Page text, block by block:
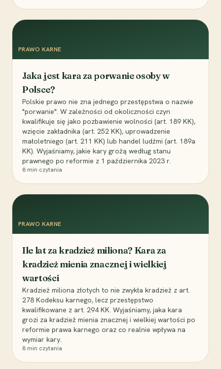
PRAWO KARNE
Jaka jest kara za porwanie osoby w
Polsce?
Polskie prawo nie zna jednego przestępstwa o nazwie
"porwanie". W zależności od okoliczności czyn
kwalifikuje się jako pozbawienie wolności (art. 189 KK),
wzięcie zakładnika (art. 252 KK), uprowadzenie
małoletniego (art. 211 KK) lub handel ludźmi (art. 189a
KK). Wyjaśniamy, jakie kary grożą według stanu
prawnego po reformie z 1 października 2023 r.
8 min czytania
PRAWO KARNE
Ile lat za kradzież miliona? Kara za
kradzież mienia znacznej i wielkiej
wartości
Kradzież miliona złotych to nie zwykła kradzież z art.
278 Kodeksu karnego, lecz przestępstwo
kwalifikowane z art. 294 KK. Wyjaśniamy, jaka kara
grozi za kradzież mienia znacznej i wielkiej wartości po
reformie prawa karnego oraz co realnie wpływa na
wymiar kary.
8 min czytania